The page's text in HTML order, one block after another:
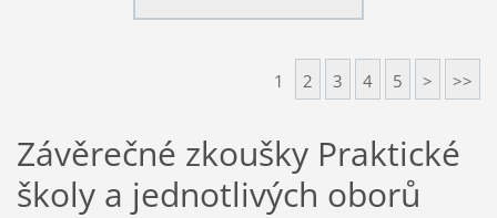
1 2 3 4 5 > >>
Závěrečné zkoušky Praktické
školy a jednotlivých oborů